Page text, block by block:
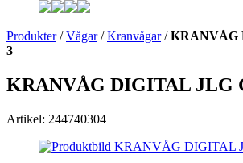
Produkter/Vågar/Kranvågar/KRANVÅG
3
KRANVÅG DIGITAL JLG
Artikel: 244740304